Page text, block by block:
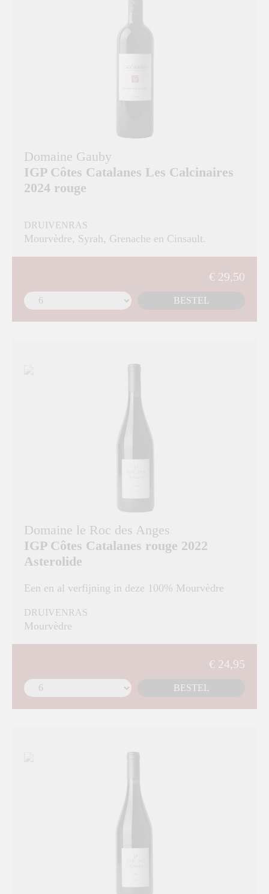
Domaine Gauby
IGP Côtes Catalanes Les Calcinaires
2024 rouge
DRUIVENRAS
Mourvèdre, Syrah, Grenache en Cinsault.
€ 29,50
BESTEL
Domaine le Roc des Anges
IGP Côtes Catalanes rouge 2022
Asterolide
Een en al verfijning in deze 100% Mourvèdre
DRUIVENRAS
Mourvèdre
€ 24,95
BESTEL